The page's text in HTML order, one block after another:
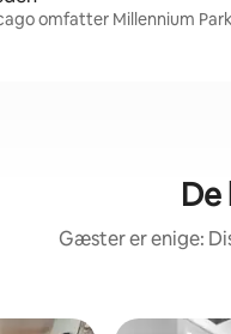
omfatter Millennium
Gæster er enige: